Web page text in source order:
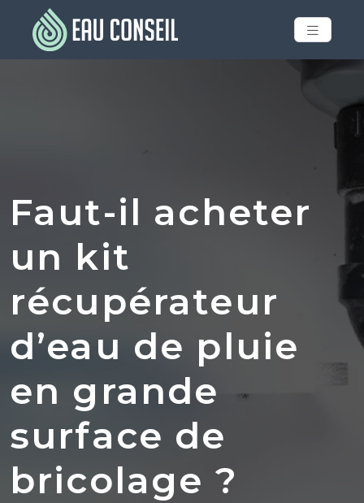
Faut-il acheter
un kit
récupérateur
d’eau de pluie
en grande
surface de
bricolage ?